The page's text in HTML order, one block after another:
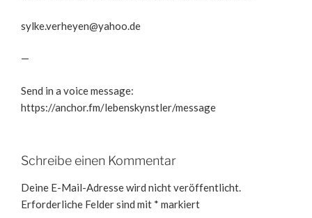
sylke.verheyen@yahoo.de
—
Send in a voice message:
https://anchor.fm/lebenskynstler/message
Schreibe einen Kommentar
Deine E-Mail-Adresse wird nicht veröffentlicht.
Erforderliche Felder sind mit * markiert